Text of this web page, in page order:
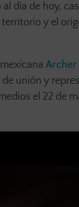
día de hoy,
y el
Archer
unión y
el 22 de